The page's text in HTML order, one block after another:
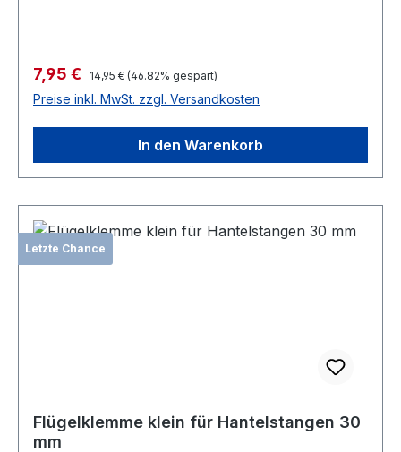
Verkaufspreis:
7,95 € Regulärer Preis:
14,95 € (46.82% gespart)
Preise inkl. MwSt. zzgl. Versandkosten
In den Warenkorb
Letzte Chance
Flügelklemme klein für Hantelstangen 30
mm